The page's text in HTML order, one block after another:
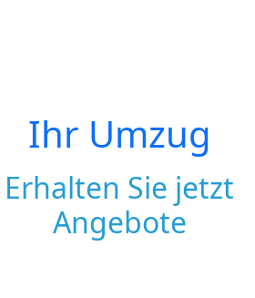
Ihr Umzug
Erhalten Sie jetzt
Angebote